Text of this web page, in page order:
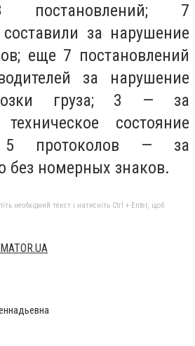
постановлений; 7
за нарушение
еще 7 постановлений
за нарушение
груза; 3 — за
состояние
5 протоколов — за
без номерных знаков.
необхідний текст і натисніть Ctrl + Enter, щоб